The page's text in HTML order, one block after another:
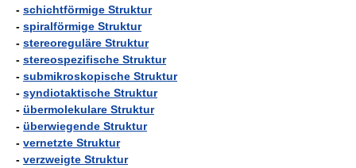
- schichtförmige Struktur
- spiralförmige Struktur
- stereoreguläre Struktur
- stereospezifische Struktur
- submikroskopische Struktur
- syndiotaktische Struktur
- übermolekulare Struktur
- überwiegende Struktur
- vernetzte Struktur
- verzweigte Struktur